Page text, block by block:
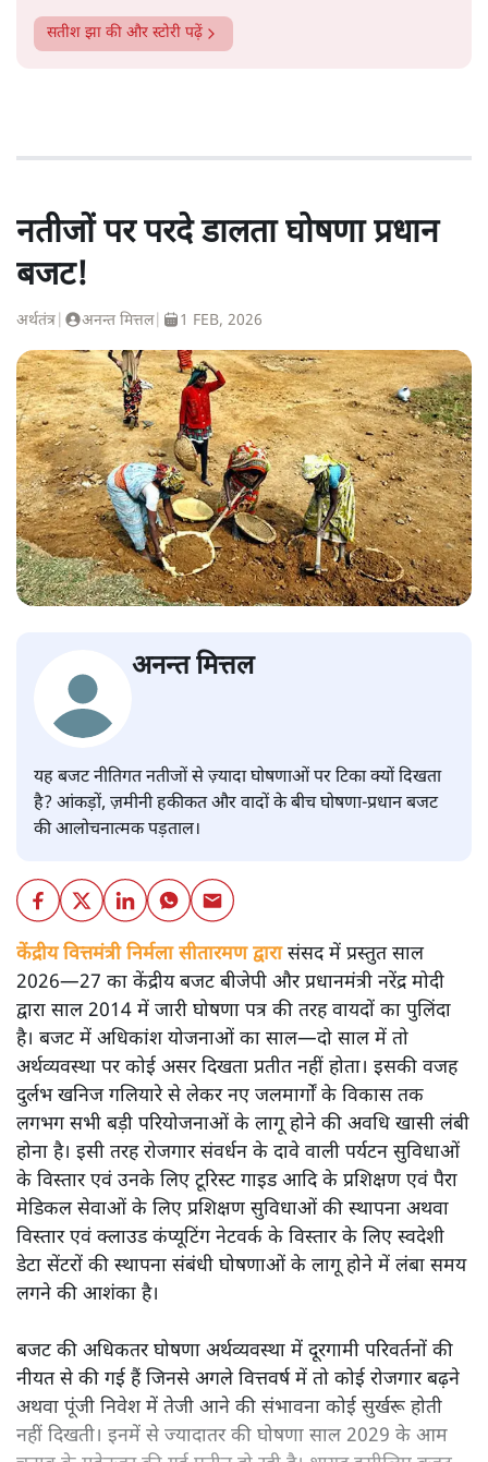
सतीश झा की और स्टोरी पढ़ें
नतीजों पर परदे डालता घोषणा प्रधान
बजट!
अर्थतंत्र अनन्त मित्तल| 1 FEB, 2026
अनन्त मित्तल
यह बजट नीतिगत नतीजों से ज़्यादा घोषणाओं पर टिका क्यों दिखता
है? आंकड़ों, ज़मीनी हकीकत और वादों के बीच घोषणा-प्रधान बजट
की आलोचनात्मक पड़ताल।
केंद्रीय वित्तमंत्री निर्मला सीतारमण द्वारासंसद में प्रस्तुत साल
2026—27 का केंद्रीय बजट बीजेपी और प्रधानमंत्री नरेंद्र मोदी
द्वारा साल 2014 में जारी घोषणा पत्र की तरह वायदों का पुलिंदा
है। बजट में अधिकांश योजनाओं का साल—दो साल में तो
अर्थव्यवस्था पर कोई असर दिखता प्रतीत नहीं होता। इसकी वजह
दुर्लभ खनिज गलियारे से लेकर नए जलमार्गों के विकास तक
लगभग सभी बड़ी परियोजनाओं के लागू होने की अवधि खासी लंबी
होना है। इसी तरह रोजगार संवर्धन के दावे वाली पर्यटन सुविधाओं
के विस्तार एवं उनके लिए टूरिस्ट गाइड आदि के प्रशिक्षण एवं पैरा
मेडिकल सेवाओं के लिए प्रशिक्षण सुविधाओं की स्थापना अथवा
विस्तार एवं क्लाउड कंप्यूटिंग नेटवर्क के विस्तार के लिए स्वदेशी
डेटा सेंटरों की स्थापना संबंधी घोषणाओं के लागू होने में लंबा समय
लगने की आशंका है।
बजट की अधिकतर घोषणा अर्थव्यवस्था में दूरगामी परिवर्तनों की
नीयत से की गई हैं जिनसे अगले वित्तवर्ष में तो कोई रोजगार बढ़ने
अथवा पूंजी निवेश में तेजी आने की संभावना कोई सुर्खरू होती
नहीं दिखती। इनमें से ज्यादातर की घोषणा साल 2029 के आम